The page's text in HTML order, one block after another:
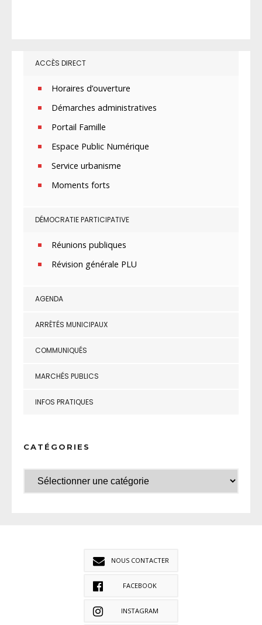
ACCÈS DIRECT
Horaires d’ouverture
Démarches administratives
Portail Famille
Espace Public Numérique
Service urbanisme
Moments forts
DÉMOCRATIE PARTICIPATIVE
Réunions publiques
Révision générale PLU
AGENDA
ARRÊTÉS MUNICIPAUX
COMMUNIQUÉS
MARCHÉS PUBLICS
INFOS PRATIQUES
CATÉGORIES
NOUS CONTACTER
FACEBOOK
INSTAGRAM